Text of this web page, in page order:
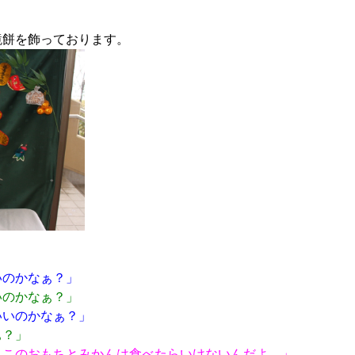
を飾っております。
かなぁ？」
かなぁ？」
のかなぁ？」
」